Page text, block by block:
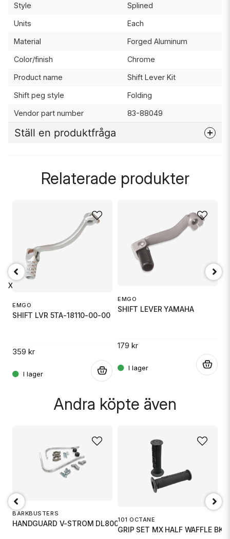
Style Splined
Units Each
Material Forged Aluminum
Color/finish Chrome
Product name Shift Lever Kit
Shift peg style Folding
Vendor part number 83-88049
Ställ en produktfråga
emailMejladress
Ja, ni får publicera min fråga
Skicka fråga
Relaterade produkter
XL
EMGO
SHIFT LVR 5TA-18110-00-00
359 kr
EMGO
SHIFT LEVER YAMAHA
179 kr
Andra köpte även
BARKBUSTERS
HANDGUARD V-STROM DL800 23101 OCTANE
GRIP SET MX HALF WAFFLE BK